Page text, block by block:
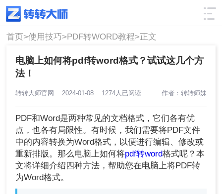
使用技巧 筛选
首页>使用技巧>PDF转WORD教程>正文
电脑上如何将pdf转word格式？试试这几个方
法！
转转大师官网 2024-01-08 1274人已阅读 作者：转转师妹
PDF和Word是两种常见的文档格式，它们各有优
点，也各有局限性。有时候，我们需要将PDF文件
中的内容转换为Word格式，以便进行编辑、修改或
重新排版。那么电脑上如何将pdf转word格式呢？本
文将详细介绍四种方法，帮助您在电脑上将PDF转
为Word格式。